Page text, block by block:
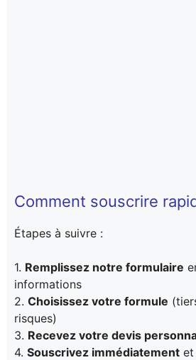
Comment souscrire
Étapes à suivre :
1. Remplissez notre formulaire
informations
2. Choisissez votre formule
risques)
3. Recevez votre devis
4. Souscrivez immédiatement